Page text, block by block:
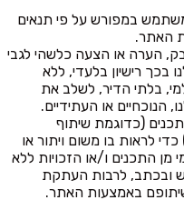
במפורש על פי תנאים
האתר.
הערה או הצעה כלשהי לגבי
בכך רישיון בלעדי, ללא
בלתי הדיר, לשלב את
הנוכחיים או העתידיים.
(כדוגמת שיתוף
כדי לראות בו משום ויתור או
מן התכנים ו/או הזכויות ללא
ובכתב, לרבות העתקת
באמצעות האתר.